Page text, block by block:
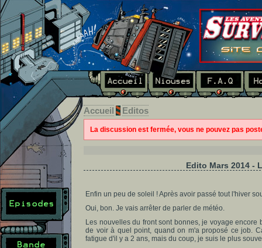
Accueil Editos
La discussion est fermée, vous ne pouvez pas
Edito Mars 2014 -
Enfin un peu de soleil ! Après avoir passé tout l'hiver
Oui, bon. Je vais arrêter de parler de météo.
Les nouvelles du front sont bonnes, je voyage
de voir à quel point, quand on m'a proposé ce job.
fatigue d'il y a 2 ans, mais du coup, je suis le plus